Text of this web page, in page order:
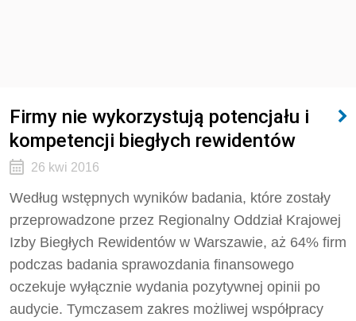
Firmy nie wykorzystują potencjału i
kompetencji biegłych rewidentów
26 kwi 2016
Według wstępnych wyników badania, które zostały
przeprowadzone przez Regionalny Oddział Krajowej
Izby Biegłych Rewidentów w Warszawie, aż 64% firm
podczas badania sprawozdania finansowego
oczekuje wyłącznie wydania pozytywnej opinii po
audycie. Tymczasem zakres możliwej współpracy